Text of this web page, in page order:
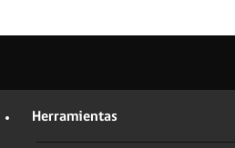
Herramientas